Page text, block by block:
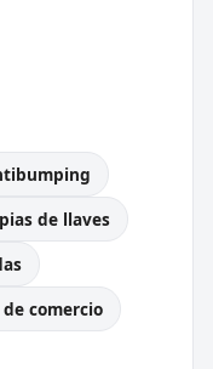
de llaves
comercio